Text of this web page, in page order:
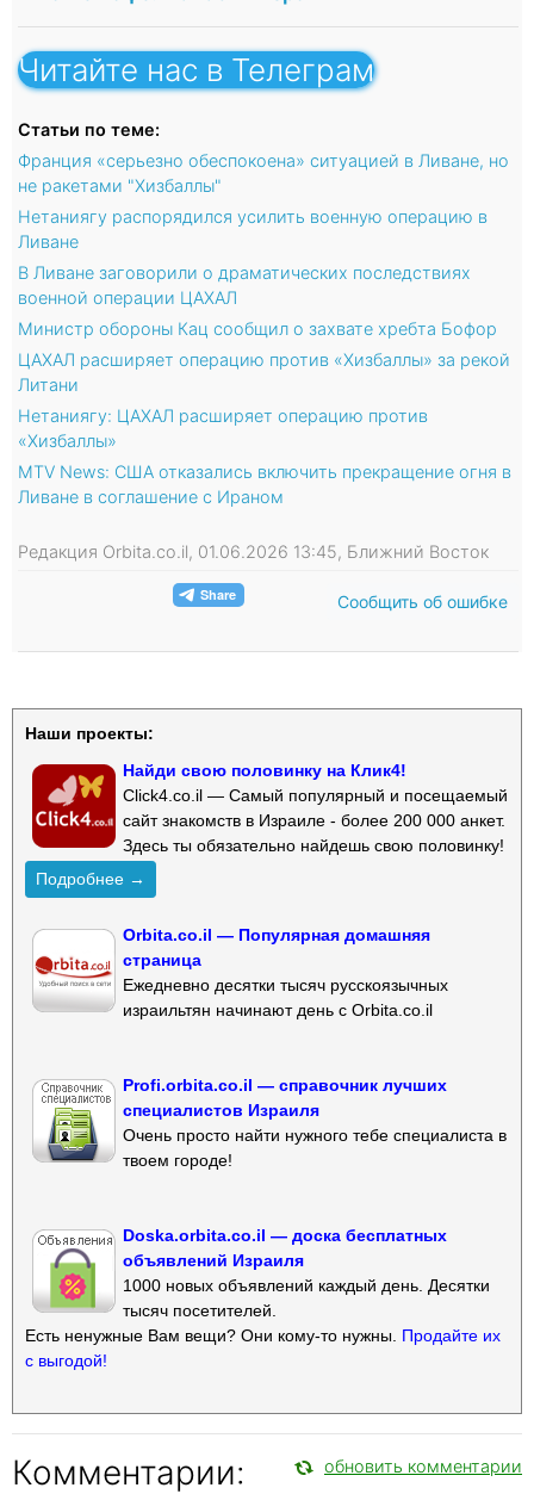
Читайте нас в Телеграм
Статьи по теме:
Франция «серьезно обеспокоена» ситуацией в Ливане, но
не ракетами "Хизбаллы"
Нетаниягу распорядился усилить военную операцию в
Ливане
В Ливане заговорили о драматических последствиях
военной операции ЦАХАЛ
Министр обороны Кац сообщил о захвате хребта Бофор
ЦАХАЛ расширяет операцию против «Хизбаллы» за рекой
Литани
Нетаниягу: ЦАХАЛ расширяет операцию против
«Хизбаллы»
MTV News: США отказались включить прекращение огня в
Ливане в соглашение с Ираном
Редакция Orbita.co.il, 01.06.2026 13:45, Ближний Восток
Сообщить об ошибке
Наши проекты:
Найди свою половинку на Клик4!
Click4.co.il — Самый популярный и посещаемый
сайт знакомств в Израиле - более 200 000 анкет.
Здесь ты обязательно найдешь свою половинку!
Подробнее →
Orbita.co.il — Популярная домашняя
страница
Ежедневно десятки тысяч русскоязычных
израильтян начинают день с Orbita.co.il
Profi.orbita.co.il — справочник лучших
специалистов Израиля
Очень просто найти нужного тебе специалиста в
твоем городе!
Doska.orbita.co.il — доска бесплатных
объявлений Израиля
1000 новых объявлений каждый день. Десятки
тысяч посетителей.
Есть ненужные Вам вещи? Они кому-то нужны. Продайте их
с выгодой!
Комментарии: обновить комментарии